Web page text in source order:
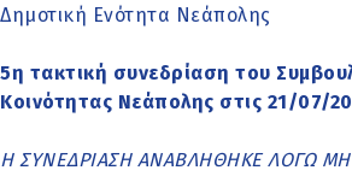
Δημοτική Ενότητα Νεάπολης
5η τακτική συνεδρίαση του
Κοινότητας Νεάπολης στις 21/07/
Η ΣΥΝΕΔΡΙΑΣΗ ΑΝΑΒΛΗΘΗΚΕ ΛΟΓΩ ΜΗ